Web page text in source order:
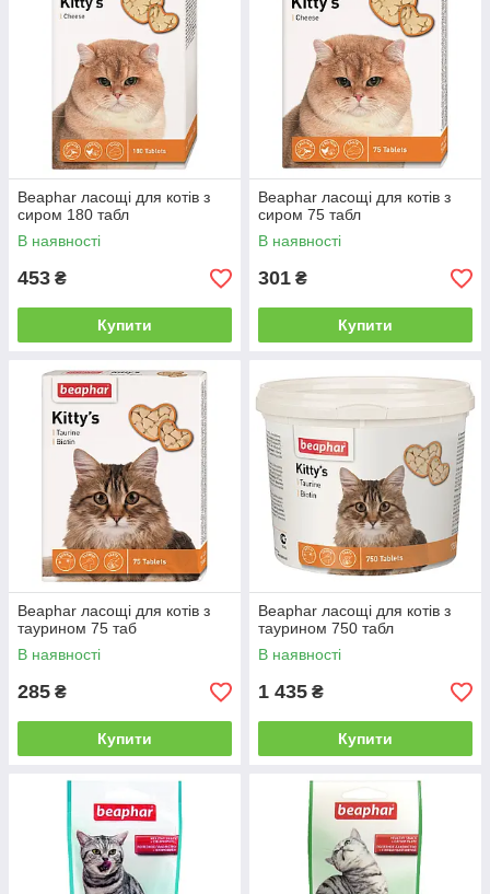
Beaphar ласощі для котів з
сиром 180 табл
В наявності
453 ₴
Купити
Beaphar ласощі для котів з
сиром 75 табл
В наявності
301 ₴
Купити
Beaphar ласощі для котів з
таурином 75 таб
В наявності
285 ₴
Купити
Beaphar ласощі для котів з
таурином 750 табл
В наявності
1 435 ₴
Купити